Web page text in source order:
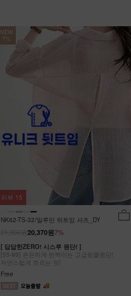
NEW
7%
NK62-TS-32/일루민 뒤트임 셔츠_DY
7%
20,370원
[ 답답한ZERO! 시스루 원단! ]
[55-99] 은은하게 반짝이는 고급링클원단!
자연스럽게 흐르는 핏!
Free
리뷰 15